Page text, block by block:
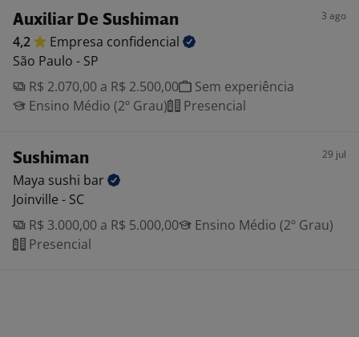
Auxiliar De Sushiman 3 ago
4,2 Empresa confidencial
São Paulo - SP
R$ 2.070,00 a R$ 2.500,00
Sem experiência
Ensino Médio (2º Grau)
Presencial
Sushiman 29 jul
Maya sushi bar
Joinville - SC
R$ 3.000,00 a R$ 5.000,00
Ensino Médio (2º Grau)
Presencial